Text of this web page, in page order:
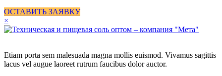
ОСТАВИТЬ ЗАЯВКУ
×
Etiam porta sem malesuada magna mollis euismod. Vivamus sagittis
lacus vel augue laoreet rutrum faucibus dolor auctor.